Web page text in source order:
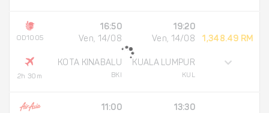
OD1005
2h 30m
16:50
Ven, 14/08
KOTA KINABALU
BKI
19:20
Ven, 14/08
KUALA LUMPUR
KUL
1,348.49 RM
11:00
13:30